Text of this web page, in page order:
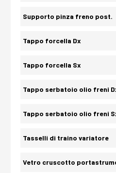
Supporto pinza freno post.
Tappo forcella Dx
Tappo forcella Sx
Tappo serbatoio olio freni
Tappo serbatoio olio freni
Tasselli di traino variatore
Vetro cruscotto